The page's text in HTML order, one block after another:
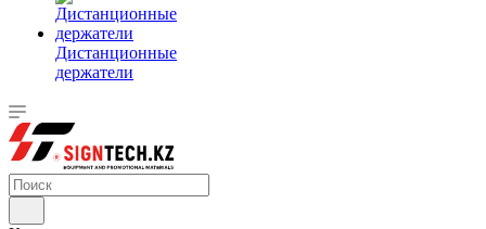
Дистанционные
держатели